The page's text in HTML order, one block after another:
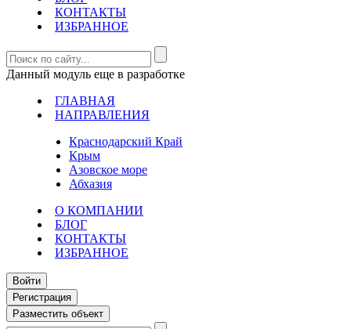
КОНТАКТЫ
ИЗБРАННОЕ
Данный модуль еще в разработке
ГЛАВНАЯ
НАПРАВЛЕНИЯ
Краснодарский Край
Крым
Азовское море
Абхазия
О КОМПАНИИ
БЛОГ
КОНТАКТЫ
ИЗБРАННОЕ
Войти
Регистрация
Разместить объект